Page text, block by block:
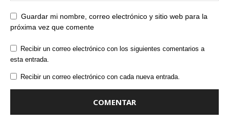
Guardar mi nombre, correo electrónico y sitio web para la
próxima vez que comente
Recibir un correo electrónico con los siguientes comentarios a
esta entrada.
Recibir un correo electrónico con cada nueva entrada.